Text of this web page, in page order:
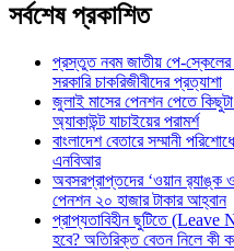
সর্বশেষ প্রকাশিত
প্রস্তুত নবম জাতীয় পে-
সরকারি চাকরিজীবীদের প্রত্যাশা
জুলাই মাসের পেনশন পেতে
অ্যাকাউন্ট যাচাইয়ের পরামর্শ
বাংলাদেশ বেতারে সম্মানী
এনবিআর
অবসরপ্রাপ্তদের ‘ওয়ান র‌্যাঙ্ক
পেনশন ২০ হাজার টাকার আহ্বান
প্রাপ্যতাবিহীন ছুটিতে
হবে? অতিরিক্ত বেতন নিলে কী